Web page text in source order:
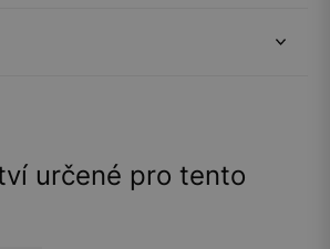
určené pro tento